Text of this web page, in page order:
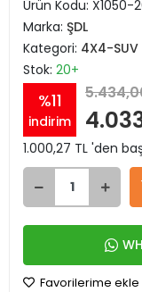
Ürün Kodu: X1050-
Marka: ŞDL
Kategori: 4X4-
Stok: 20+
%11
indirim
1.000,27 TL 'den
Favorilerime ekle